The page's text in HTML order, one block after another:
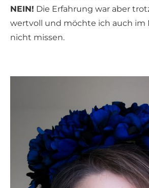
NEIN! Die Erfahrung war aber
wertvoll und möchte ich auch im
nicht missen.